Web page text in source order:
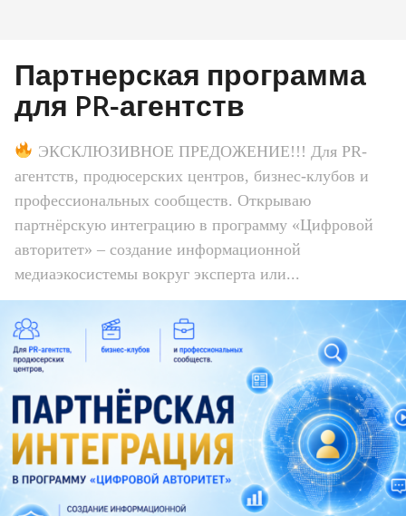
Партнерская программа
для PR-агентств
ЭКСКЛЮЗИВНОЕ ПРЕДОЖЕНИЕ!!! Для PR-
агентств, продюсерских центров, бизнес-клубов и
профессиональных сообществ. Открываю
партнёрскую интеграцию в программу «Цифровой
авторитет» – создание информационной
медиаэкосистемы вокруг эксперта или...